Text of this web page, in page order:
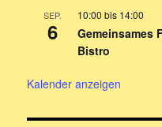
SEP.
6
10:00 bis 14:00
Gemeinsames
Bistro
Kalender anzeigen